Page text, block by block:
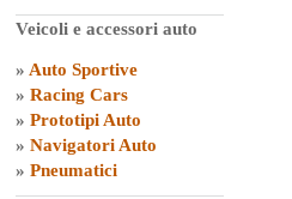
Veicoli e accessori auto
» Auto Sportive
» Racing Cars
» Prototipi Auto
» Navigatori Auto
» Pneumatici